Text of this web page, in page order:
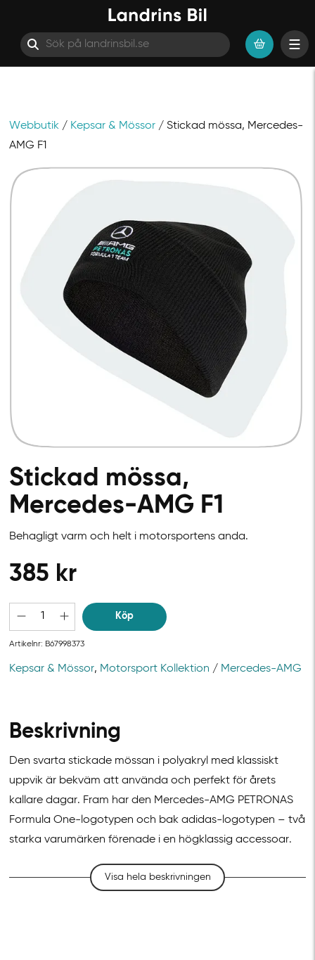
Hoppa till innehåll
Webbutik / Kepsar & Mössor / Stickad mössa, Mercedes-
AMG F1
Stickad mössa,
Mercedes-AMG F1
Behagligt varm och helt i motorsportens anda.
385 kr
Köp
Artikelnr: B67998373
Kepsar & Mössor, Motorsport Kollektion / Mercedes-AMG
Beskrivning
Den svarta stickade mössan i polyakryl med klassiskt
uppvik är bekväm att använda och perfekt för årets
kallare dagar. Fram har den Mercedes-AMG PETRONAS
Formula One-logotypen och bak adidas-logotypen – två
starka varumärken förenade i en högklassig accessoar.
Visa hela beskrivningen